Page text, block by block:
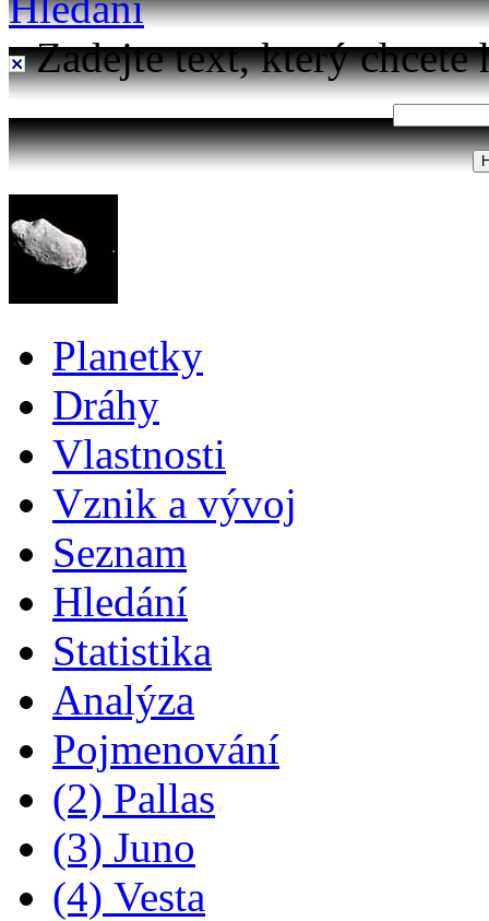
Zadejte text, který chcete
Planetky
Dráhy
Vlastnosti
Vznik a vývoj
Seznam
Hledání
Statistika
Analýza
Pojmenování
(2) Pallas
(3) Juno
(4) Vesta